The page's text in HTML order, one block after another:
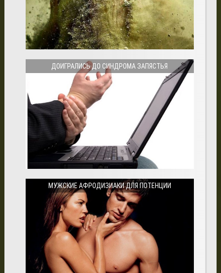
ДОИГРАЛИСЬ ДО СИНДРОМА ЗАПЯСТЬЯ
МУЖСКИЕ АФРОДИЗИАКИ ДЛЯ ПОТЕНЦИИ